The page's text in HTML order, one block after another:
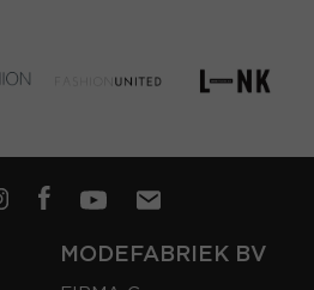
MODEFABRIEK BV